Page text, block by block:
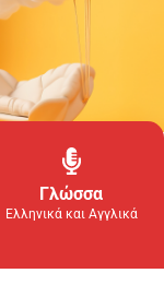
Γλώσσα
Ελληνικά και Αγγλικά